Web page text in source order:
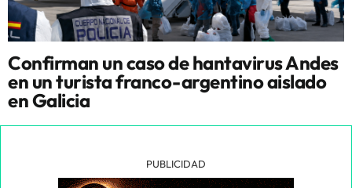
Confirman un caso de hantavirus Andes
en un turista franco-argentino aislado
en Galicia
PUBLICIDAD